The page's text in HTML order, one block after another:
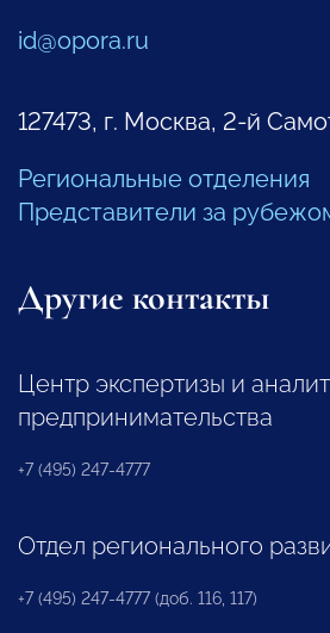
id@opora.ru
127473, г. Москва, 2-й
Региональные отделения
Представители за
Другие контакты
Центр экспертизы и
предпринимательства
+7 (495) 247-4777
Отдел регионального
+7 (495) 247-4777 (доб. 116, 117)